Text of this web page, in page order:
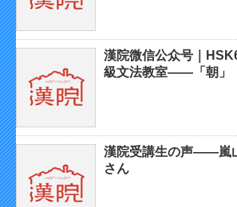
漢院微信公众号｜
級文法教室——「朝」
漢院受講生の声——嵐
さん